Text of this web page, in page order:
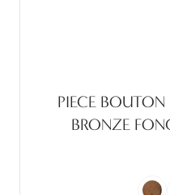
PIECE BOUTON
BRONZE